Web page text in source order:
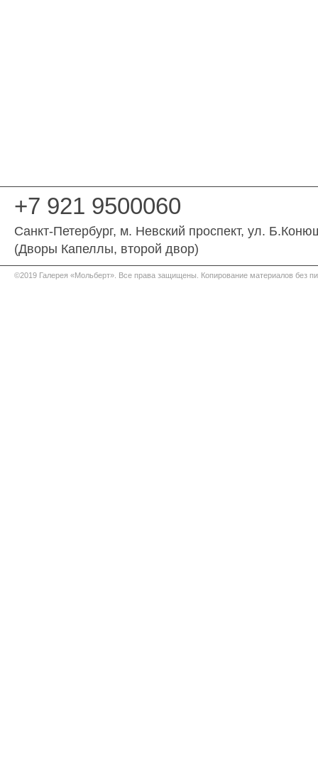
+7 921 9500060
Санкт-Петербург, м. Невский проспект, ул.
(Дворы Капеллы, второй двор)
©2019 Галерея «Мольберт». Все права защищены. Копирование материалов без